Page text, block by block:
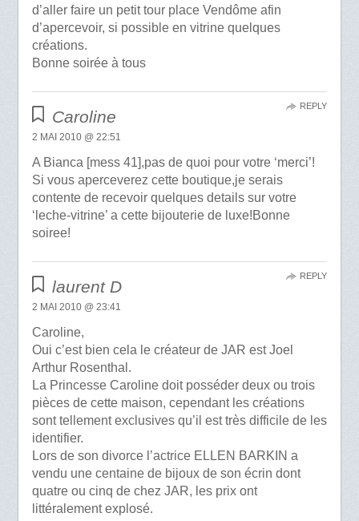
d’aller faire un petit tour place Vendôme afin
d’apercevoir, si possible en vitrine quelques
créations.
Bonne soirée à tous
Caroline
2 MAI 2010 @ 22:51
A Bianca [mess 41],pas de quoi pour votre ‘merci’!
Si vous aperceverez cette boutique,je serais
contente de recevoir quelques details sur votre
‘leche-vitrine’ a cette bijouterie de luxe!Bonne
soiree!
REPLY
laurent D
2 MAI 2010 @ 23:41
Caroline,
Oui c’est bien cela le créateur de JAR est Joel
Arthur Rosenthal.
La Princesse Caroline doit posséder deux ou trois
pièces de cette maison, cependant les créations
sont tellement exclusives qu’il est très difficile de les
identifier.
Lors de son divorce l’actrice ELLEN BARKIN a
vendu une centaine de bijoux de son écrin dont
quatre ou cinq de chez JAR, les prix ont
littéralement explosé.
REPLY